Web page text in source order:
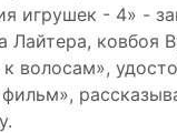
игрушек - 4» -
ковбоя
волосам»,